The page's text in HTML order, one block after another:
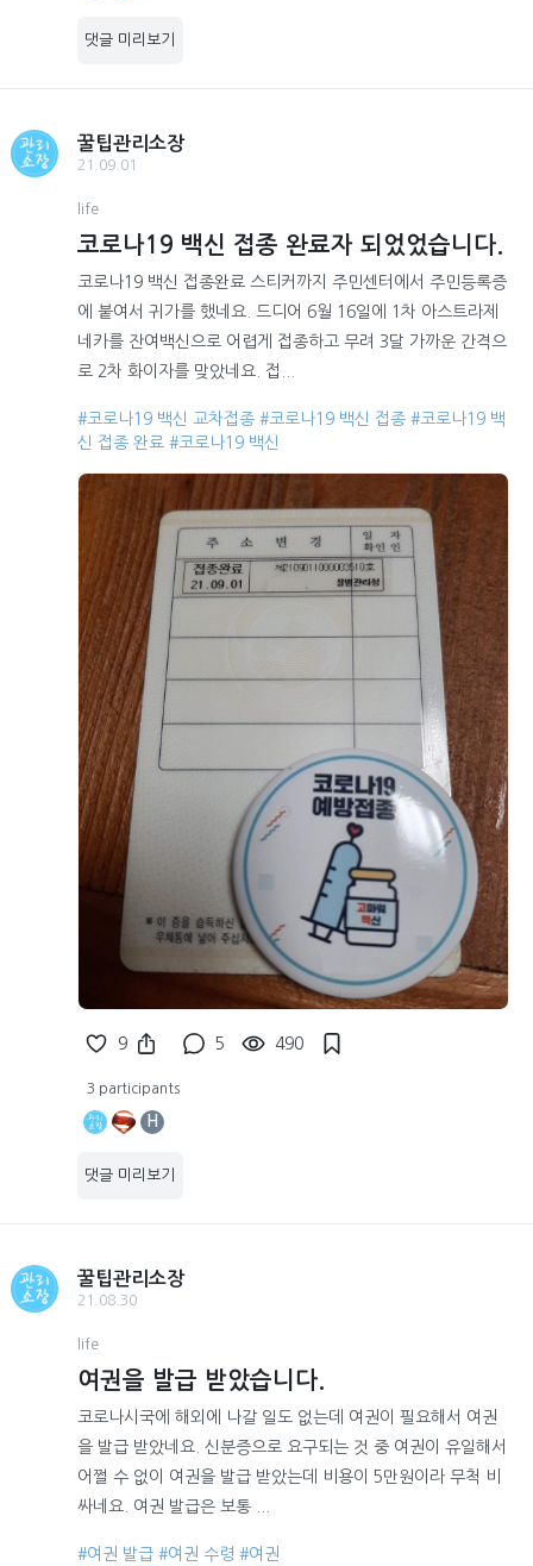
댓글 미리보기
꿀팁관리소장
21.09.01
life
코로나19 백신 접종 완료자 되었었습니다.
코로나19 백신 접종완료 스티커까지 주민센터에서 주민등록증
에 붙여서 귀가를 했네요. 드디어 6월 16일에 1차 아스트라제
네카를 잔여백신으로 어렵게 접종하고 무려 3달 가까운 간격으
로 2차 화이자를 맞았네요. 접...
#코로나19 백신 교차접종 #코로나19 백신 접종 #코로나19 백
신 접종 완료 #코로나19 백신
9 5 490
3 participants
H
댓글 미리보기
꿀팁관리소장
21.08.30
life
여권을 발급 받았습니다.
코로나시국에 해외에 나갈 일도 없는데 여권이 필요해서 여권
을 발급 받았네요. 신분증으로 요구되는 것 중 여권이 유일해서
어쩔 수 없이 여권을 발급 받았는데 비용이 5만원이라 무척 비
싸네요. 여권 발급은 보통 ...
#여권 발급 #여권 수령 #여권